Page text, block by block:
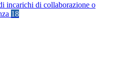
incarichi di collaborazione o
18